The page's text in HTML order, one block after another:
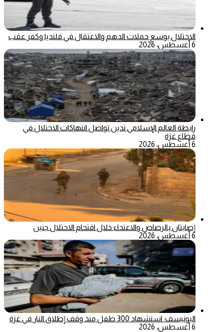
الاحتلال يوسع حملات الدهم والاعتقال في قلنديا وكفر عقب
6 أغسطس، 2026
رابطة العالم الإسلامي تدين تواصل انتهاكات الاحتلال في
قطاع غزة
6 أغسطس، 2026
إصابتان بالرصاص والاعتداء خلال اقتحام الاحتلال جنين
6 أغسطس، 2026
اليونيسف: استشهاد 300 طفل منذ وقف إطلاق النار في غزة
6 أغسطس، 2026